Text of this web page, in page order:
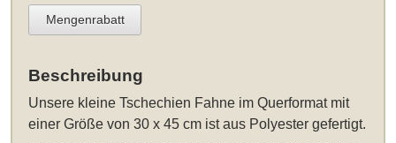
Mengenrabatt
Beschreibung
Unsere kleine Tschechien Fahne im Querformat mit
einer Größe von 30 x 45 cm ist aus Polyester gefertigt.